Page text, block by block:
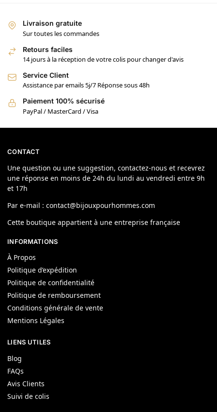
Livraison gratuite
Sur toutes les commandes
Retours faciles
14 jours à la réception de votre colis pour changer d'avis
Service Client
Assistance par emails 5j/7 Réponse sous 48h
Paiement 100% sécurisé
PayPal / MasterCard / Visa
CONTACT
Une question ou une suggestion, contactez-nous et recevrez
une réponse en moins de 24h du lundi au vendredi entre 9h
et 17h
Par e-mail : contact@bijouxpourhommes.com
Cette boutique appartient à une entreprise française
INFORMATIONS
À Propos
Politique d’expédition
Politique de confidentialité
Politique de remboursement
Conditions générale de vente
Mentions Légales
LIENS UTILES
Blog
FAQs
Avis Clients
Suivi de colis